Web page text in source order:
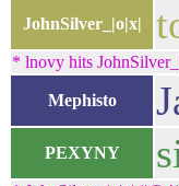
JohnSilver_|o|x|
* lnovy hits
Mephisto
PEXYNY